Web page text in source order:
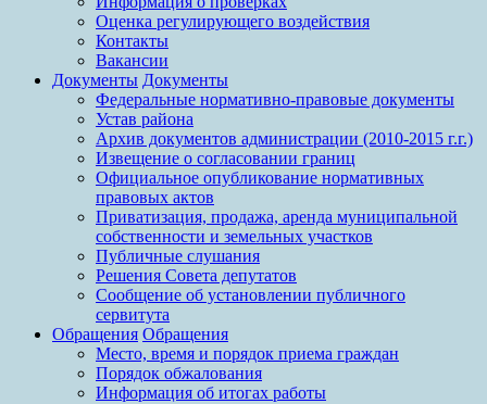
Оценка регулирующего воздействия
Контакты
Вакансии
Документы Документы
Федеральные нормативно-правовые документы
Устав района
Архив документов администрации (2010-2015 г.г.)
Извещение о согласовании границ
Официальное опубликование нормативных
правовых актов
Приватизация, продажа, аренда муниципальной
собственности и земельных участков
Публичные слушания
Решения Совета депутатов
Сообщение об установлении публичного
сервитута
Обращения Обращения
Место, время и порядок приема граждан
Порядок обжалования
Информация об итогах работы